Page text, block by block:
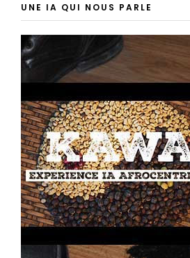
UNE IA QUI NOUS PARLE